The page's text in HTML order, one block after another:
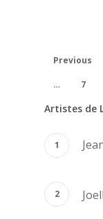
Previous
… 7
Artistes de